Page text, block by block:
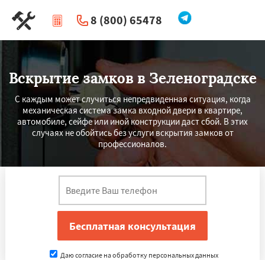
8 (800) 65478
| Перезвоните мне
Вскрытие замков в Зеленоградске
С каждым может случиться непредвиденная ситуация, когда
механическая система замка входной двери в квартире,
автомобиле, сейфе или иной конструкции даст сбой. В этих
случаях не обойтись без услуги вскрытия замков от
профессионалов.
Даю согласие на обработку персональных данных